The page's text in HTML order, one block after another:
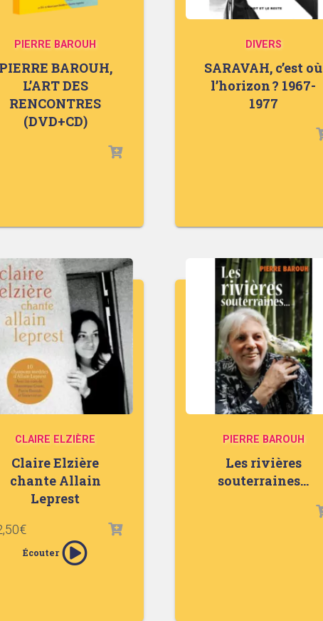
PIERRE BAROUH
BAROUH,
L’ART DES
RENCONTRES
(DVD+CD)
DIVERS
SARAVAH, c’est où
l’horizon ? 1967-
1977
CLAIRE ELZIÈRE
Claire Elzière
chante Allain
Leprest
€
Écouter
PIERRE BAROUH
Les rivières
souterraines…